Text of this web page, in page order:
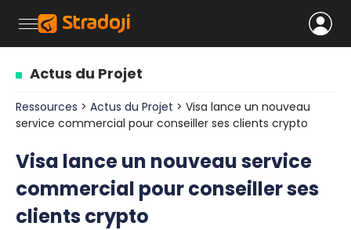
Actus du Projet
Ressources > Actus du Projet > Visa lance un nouveau
service commercial pour conseiller ses clients crypto
Visa lance un nouveau service
commercial pour conseiller ses
clients crypto